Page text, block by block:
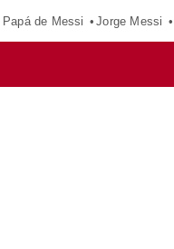
Papá de Messi Jorge Messi